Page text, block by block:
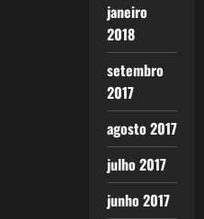
janeiro
2018
setembro
2017
agosto 2017
julho 2017
junho 2017